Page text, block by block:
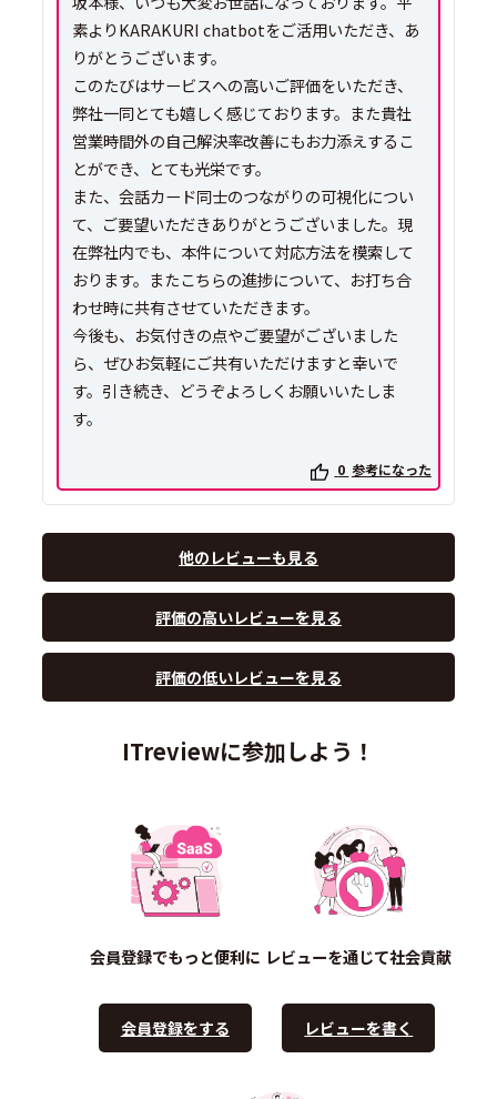
素よりKARAKURI chatbotをご活用いただき、あ
りがとうございます。
このたびはサービスへの高いご評価をいただき、
弊社一同とても嬉しく感じております。また貴社
営業時間外の自己解決率改善にもお力添えするこ
とができ、とても光栄です。
また、会話カード同士のつながりの可視化につい
て、ご要望いただきありがとうございました。現
在弊社内でも、本件について対応方法を模索して
おります。またこちらの進捗について、お打ち合
わせ時に共有させていただきます。
今後も、お気付きの点やご要望がございました
ら、ぜひお気軽にご共有いただけますと幸いで
す。引き続き、どうぞよろしくお願いいたしま
す。
0 参考になった
他のレビューも見る
評価の高いレビューを見る
評価の低いレビューを見る
ITreviewに参加しよう！
会員登録でもっと便利に
会員登録をする
レビューを通じて社会貢献
レビューを書く